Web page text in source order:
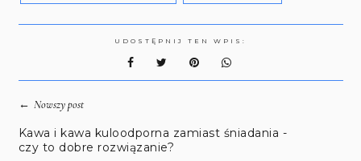
UDOSTĘPNIJ TEN WPIS:
← Nowszy post
Kawa i kawa kuloodporna zamiast śniadania -
czy to dobre rozwiązanie?